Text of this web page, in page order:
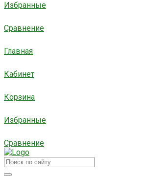
Избранные
Сравнение
Главная
Кабинет
Корзина
Избранные
Сравнение